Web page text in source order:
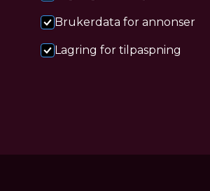
Brukerdata for annonser
Lagring for tilpaspning
Bestill time